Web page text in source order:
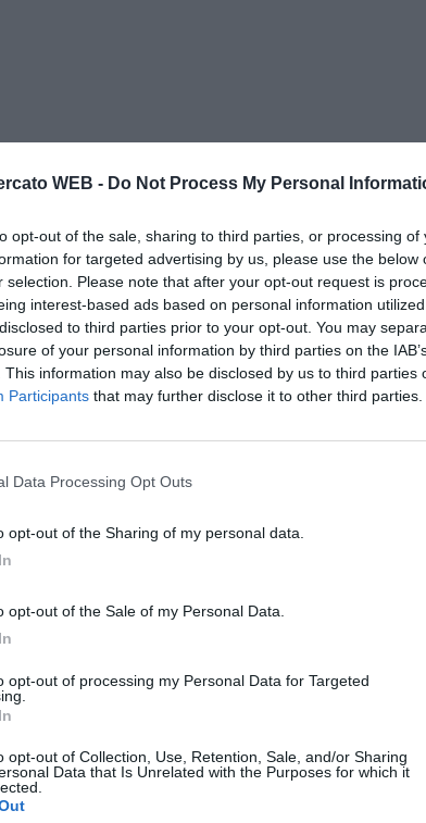
WEB - Do Not Process My Personal
opt-out of the sale, sharing to third parties, or processing of
for targeted advertising by us, please use the below
selection. Please note that after your opt-out request is
interest-based ads based on personal information
to third parties prior to your opt-out. You may
of your personal information by third parties on the
This information may also be disclosed by us to third parties
Participants that may further disclose it to other third parties.
Data Processing Opt Outs
opt-out of the Sharing of my personal data.
opt-out of the Sale of my Personal Data.
opt-out of processing my Personal Data for Targeted
opt-out of Collection, Use, Retention, Sale, and/or Sharing
Data that Is Unrelated with the Purposes for which it
che trasmettono passione ed entusiasmo a noi
questo mestiere tutte le domeniche.Giocare in uno
piacevole nonchè molto gratificante".
ruolo che preferisci?
ho giocato tante volte come terzino sia destro
anche l'esterno alto di centrocampo".
posizione ti vedi?
difensivi, ma se il mister me lo chiedesse pur di
(ride ndr)".
della Juve, mentre con Negro e Caturano siamo
loro militavano rispettivamente nel Toro e
per averli affrontati nella supercoppa di Lega